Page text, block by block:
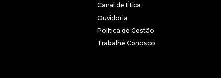
Canal de Ética
Ouvidoria
Política de Gestão
Trabalhe Conosco